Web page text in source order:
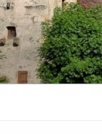
Ga
naar
de
inhoud